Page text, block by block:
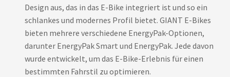
Design aus, das in das E-Bike integriert ist und so ein
schlankes und modernes Profil bietet. GIANT E-Bikes
bieten mehrere verschiedene EnergyPak-Optionen,
darunter EnergyPak Smart und EnergyPak. Jede davon
wurde entwickelt, um das E-Bike-Erlebnis für einen
bestimmten Fahrstil zu optimieren.